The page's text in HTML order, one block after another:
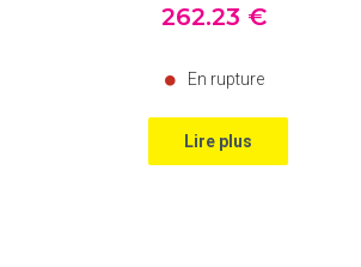
262.23 €
En rupture